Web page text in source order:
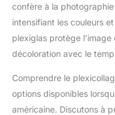
confère à la
intensifiant les couleurs
plexiglas protège
décoloration avec le
Comprendre le
options disponibles
américaine. Discutons à